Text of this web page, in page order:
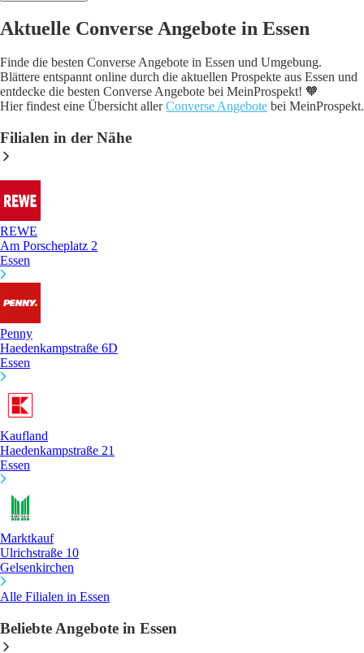
Aktuelle Converse Angebote in Essen
Finde die besten Converse Angebote in Essen und Umgebung.
Blättere entspannt online durch die aktuellen Prospekte aus Essen und
entdecke die besten Converse Angebote bei MeinProspekt! 🧡
Hier findest eine Übersicht allerConverse Angebote bei MeinProspekt.
Filialen in der Nähe
REWE
Am Porscheplatz 2
Essen
Penny
Haedenkampstraße 6D
Essen
Kaufland
Haedenkampstraße 21
Essen
Marktkauf
Ulrichstraße 10
Gelsenkirchen
Alle Filialen in Essen
Beliebte Angebote in Essen